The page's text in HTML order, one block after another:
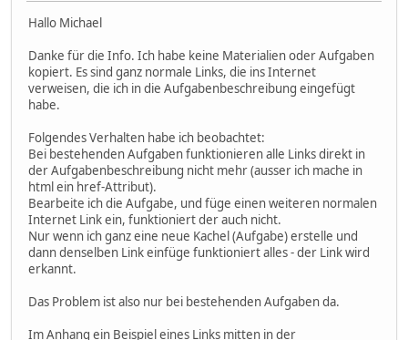
Hallo Michael
Danke für die Info. Ich habe keine Materialien oder Aufgaben
kopiert. Es sind ganz normale Links, die ins Internet
verweisen, die ich in die Aufgabenbeschreibung eingefügt
habe.
Folgendes Verhalten habe ich beobachtet:
Bei bestehenden Aufgaben funktionieren alle Links direkt in
der Aufgabenbeschreibung nicht mehr (ausser ich mache in
html ein href-Attribut).
Bearbeite ich die Aufgabe, und füge einen weiteren normalen
Internet Link ein, funktioniert der auch nicht.
Nur wenn ich ganz eine neue Kachel (Aufgabe) erstelle und
dann denselben Link einfüge funktioniert alles - der Link wird
erkannt.
Das Problem ist also nur bei bestehenden Aufgaben da.
Im Anhang ein Beispiel eines Links mitten in der